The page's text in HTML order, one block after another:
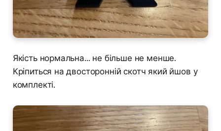
Якість нормальна... не більше не менше.
Кріпиться на двосторонній скотч який йшов у
комплекті.